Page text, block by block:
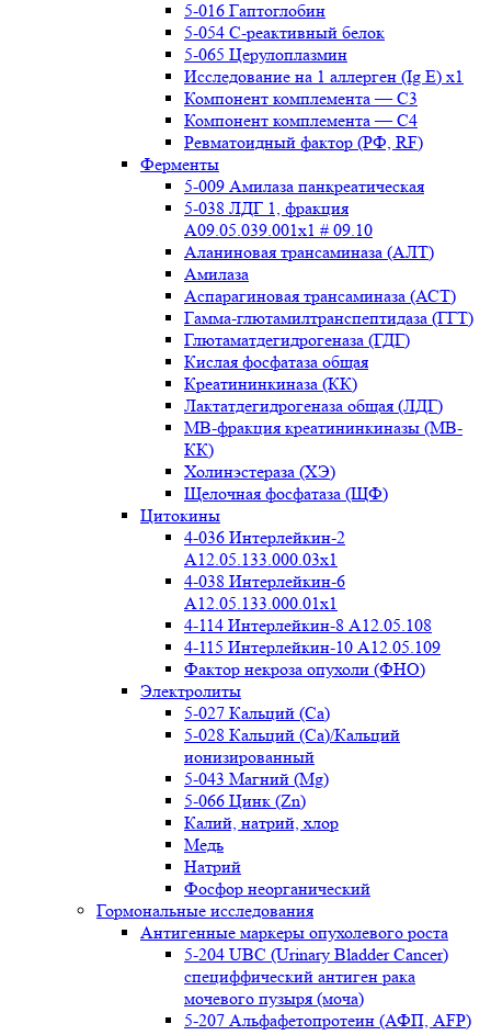
5-016 Гаптоглобин
5-054 С-реактивный белок
5-065 Церулоплазмин
Исследование на 1 аллерген (Ig E) x1
Компонент комплемента — С3
Компонент комплемента — С4
Ревматоидный фактор (РФ, RF)
Ферменты
5-009 Амилаза панкреатическая
5-038 ЛДГ 1, фракция
A09.05.039.001x1 # 09.10
Аланиновая трансаминаза (АЛТ)
Амилаза
Аспарагиновая трансаминаза (АСТ)
Гамма-глютамилтранспептидаза (ГГТ)
Глютаматдегидрогеназа (ГДГ)
Кислая фосфатаза общая
Креатининкиназа (КК)
Лактатдегидрогеназа общая (ЛДГ)
МВ-фракция креатининкиназы (МВ-
КК)
Холинэстераза (ХЭ)
Щелочная фосфатаза (ЩФ)
Цитокины
4-036 Интерлейкин-2
A12.05.133.000.03x1
4-038 Интерлейкин-6
A12.05.133.000.01x1
4-114 Интерлейкин-8 A12.05.108
4-115 Интерлейкин-10 A12.05.109
Фактор некроза опухоли (ФНО)
Электролиты
5-027 Кальций (Ca)
5-028 Кальций (Ca)/Кальций
ионизированный
5-043 Магний (Mg)
5-066 Цинк (Zn)
Калий, натрий, хлор
Медь
Натрий
Фосфор неорганический
Гормональные исследования
Антигенные маркеры опухолевого роста
5-204 UBC (Urinary Bladder Cancer)
специффический антиген рака
мочевого пузыря (моча)
5-207 Альфафетопротеин (АФП, AFP)